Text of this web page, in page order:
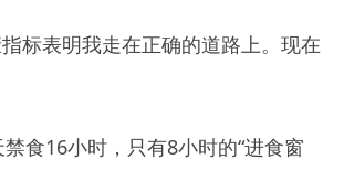
标表明我走在正确的道路上。现在
食16小时，只有8小时的“进食窗